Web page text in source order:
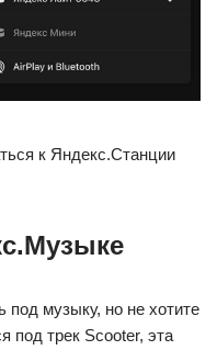
к Яндекс.Станции
музыку, но не хотите
под трек Scooter, эта